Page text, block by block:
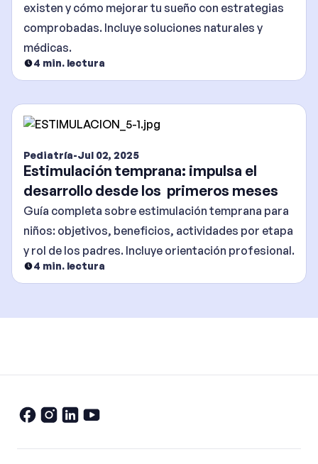
existen y cómo mejorar tu sueño con estrategias
comprobadas. Incluye soluciones naturales y
médicas.
4 min. lectura
Pediatría-Jul 02, 2025
Estimulación temprana: impulsa el
desarrollo desde los primeros meses
Guía completa sobre estimulación temprana para
niños: objetivos, beneficios, actividades por etapa
y rol de los padres. Incluye orientación profesional.
4 min. lectura